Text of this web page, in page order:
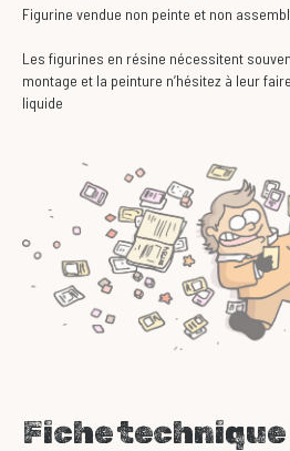
Figurine vendue non peinte et non
Les figurines en résine nécessitent
montage et la peinture n’hésitez à leur
liquide
Fiche technique